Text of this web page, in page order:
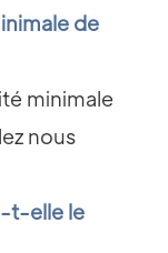
de
minimale
nous
t-elle le